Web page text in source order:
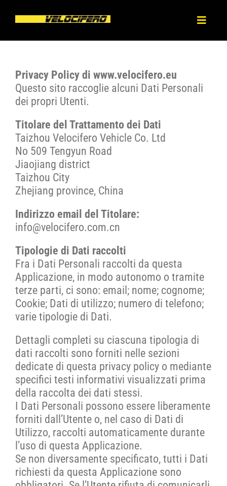
Toggle
ABOUT
PRODUCT
BLOG
DEALERS
CONTACT
WORK WITH US
PRESS AREA
Privacy Policy di www.velocifero.eu
Questo sito raccoglie alcuni Dati Personali
dei propri Utenti.
Titolare del Trattamento dei Dati
Taizhou Velocifero Vehicle Co. Ltd
No 509 Tengyun Road
Jiaojiang district
Taizhou City
Zhejiang province, China
Indirizzo email del Titolare:
info@velocifero.com.cn
Tipologie di Dati raccolti
Fra i Dati Personali raccolti da questa
Applicazione, in modo autonomo o tramite
terze parti, ci sono: email; nome; cognome;
Cookie; Dati di utilizzo; numero di telefono;
varie tipologie di Dati.
Dettagli completi su ciascuna tipologia di
dati raccolti sono forniti nelle sezioni
dedicate di questa privacy policy o mediante
specifici testi informativi visualizzati prima
della raccolta dei dati stessi.
I Dati Personali possono essere liberamente
forniti dall’Utente o, nel caso di Dati di
Utilizzo, raccolti automaticamente durante
l’uso di questa Applicazione.
Se non diversamente specificato, tutti i Dati
richiesti da questa Applicazione sono